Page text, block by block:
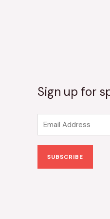
Sign up for
m
a
SUBSCRIBE